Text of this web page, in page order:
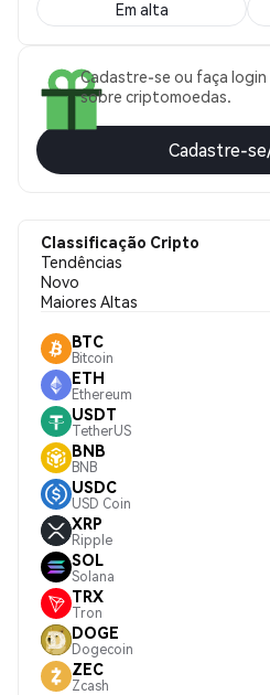
Em alta
Cadastre-se ou faça login
sobre criptomoedas.
Cadastre-
Classificação Cripto
Tendências
Novo
Maiores Altas
BTC
Bitcoin
ETH
Ethereum
USDT
TetherUS
BNB
BNB
USDC
USD Coin
XRP
Ripple
SOL
Solana
TRX
Tron
DOGE
Dogecoin
ZEC
Zcash